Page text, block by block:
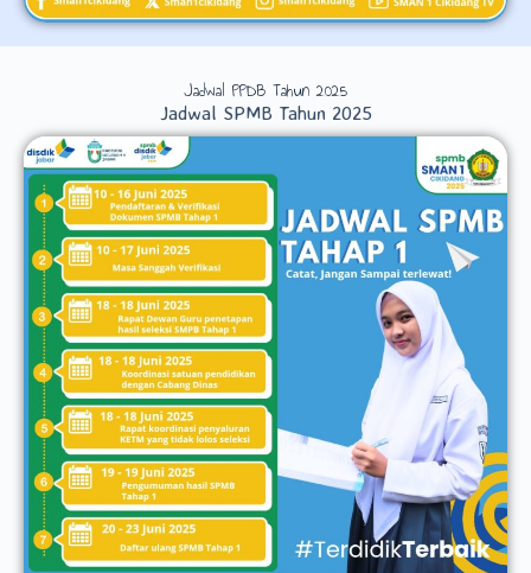
Jadwal PPDB Tahun 2025
Jadwal SPMB Tahun 2025